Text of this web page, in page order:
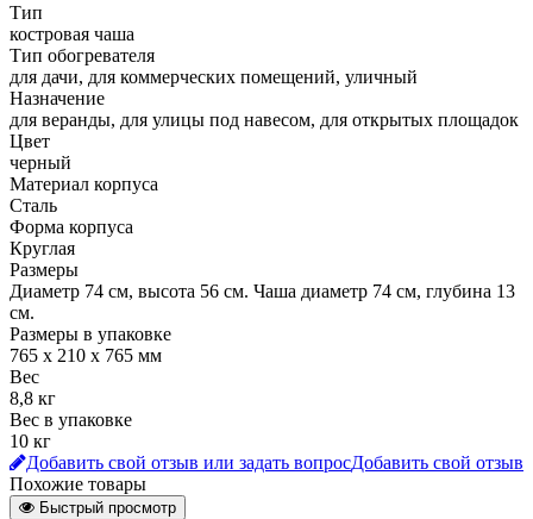
Тип
костровая чаша
Тип обогревателя
для дачи, для коммерческих помещений, уличный
Назначение
для веранды, для улицы под навесом, для открытых площадок
Цвет
черный
Материал корпуса
Сталь
Форма корпуса
Круглая
Размеры
Диаметр 74 см, высота 56 см. Чаша диаметр 74 см, глубина 13
см.
Размеры в упаковке
765 х 210 х 765 мм
Вес
8,8 кг
Вес в упаковке
10 кг
Добавить свой отзыв или задать вопросДобавить свой отзыв
Похожие товары
Быстрый просмотр